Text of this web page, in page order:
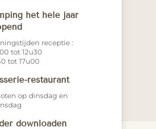
het hele jaar
receptie :
tot 12u30
tot 17u00
restaurant
op dinsdag en
downloaden